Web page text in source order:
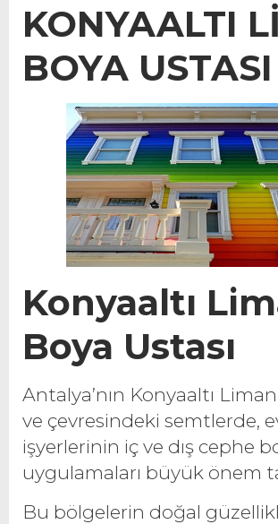
KONYAALTI
BOYA USTASI
Konyaaltı
Boya Ustası
Antalya’nın Konyaaltı
ve çevresindeki semtlerde,
işyerlerinin iç ve dış cephe
uygulamaları büyük önem
Bu bölgelerin doğal